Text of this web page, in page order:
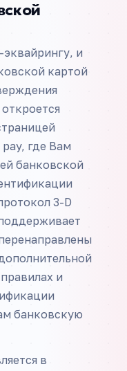
и
картой
где Вам
банковской
3-D
и
банковскую
в